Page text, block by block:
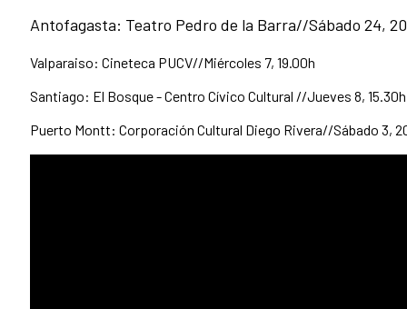
Antofagasta: Teatro Pedro de la Barra//Sábado 24,
Valparaiso: Cineteca PUCV//Miércoles 7, 19.00h
Santiago: El Bosque - Centro Cívico Cultural //Jueves 8, 15.30h
Puerto Montt: Corporación Cultural Diego Rivera//Sábado 3,